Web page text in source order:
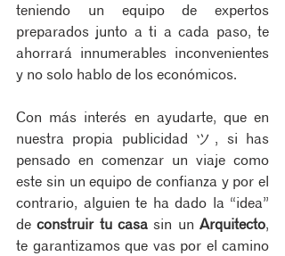
teniendo un equipo de expertos
preparados junto a ti a cada paso, te
ahorrará innumerables inconvenientes
y no solo hablo de los económicos.
Con más interés en ayudarte, que en
nuestra propia publicidad ツ, si has
pensado en comenzar un viaje como
este sin un equipo de confianza y por el
contrario, alguien te ha dado la “idea”
de construir tu casa sin un Arquitecto,
te garantizamos que vas por el camino